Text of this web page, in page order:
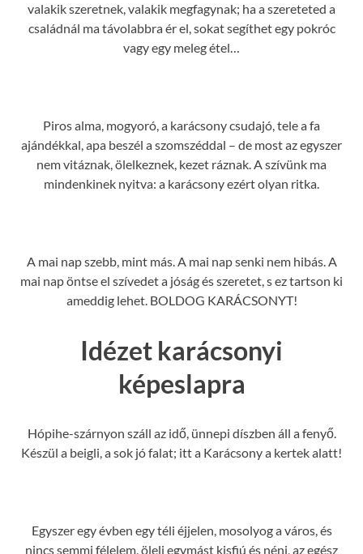
valakik szeretnek, valakik megfagynak; ha a szereteted a
családnál ma távolabbra ér el, sokat segíthet egy pokróc
vagy egy meleg étel…
Piros alma, mogyoró, a karácsony csudajó, tele a fa
ajándékkal, apa beszél a szomszéddal – de most az egyszer
nem vitáznak, ölelkeznek, kezet ráznak. A szívünk ma
mindenkinek nyitva: a karácsony ezért olyan ritka.
A mai nap szebb, mint más. A mai nap senki nem hibás. A
mai nap öntse el szívedet a jóság és szeretet, s ez tartson ki
ameddig lehet. BOLDOG KARÁCSONYT!
Idézet karácsonyi
képeslapra
Hópihe-szárnyon száll az idő, ünnepi díszben áll a fenyő.
Készül a beigli, a sok jó falat; itt a Karácsony a kertek alatt!
Egyszer egy évben egy téli éjjelen, mosolyog a város, és
nincs semmi félelem, öleli egymást kisfiú és néni, az egész